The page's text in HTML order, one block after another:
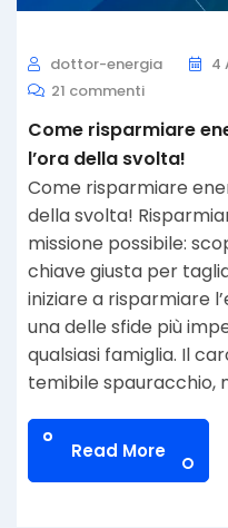
dottor-energia
4
21 commenti
Come risparmiare
l’ora della svolta!
Come risparmiare
della svolta!
missione possibile:
chiave giusta per
iniziare a risparmiare
una delle sfide più
qualsiasi famiglia. Il
temibile spauracchio,
Read More